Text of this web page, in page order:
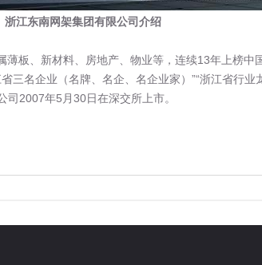
浙江东南网架集团有限公司介绍
、新材料、房地产、物业等，连续13年上榜中
三名企业（名牌、名企、名企业家）”“浙江省行
司2007年5月30日在深交所上市。